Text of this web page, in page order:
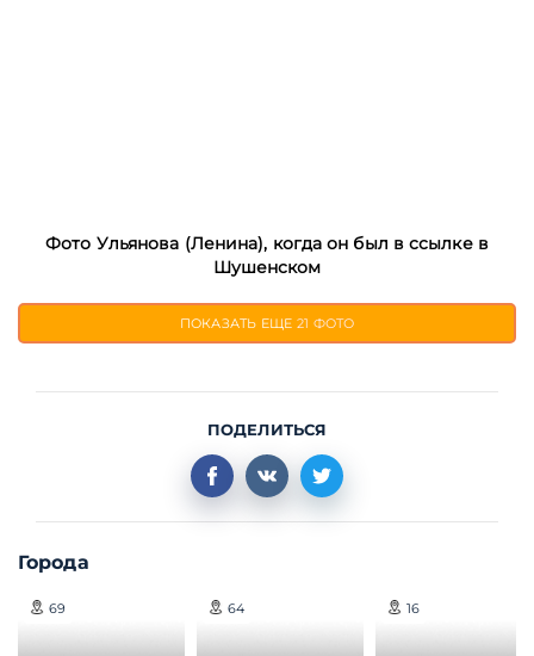
Фото Ульянова (Ленина), когда он был в ссылке в
Шушенском
ПОКАЗАТЬ ЕЩЕ 21 ФОТО
ПОДЕЛИТЬСЯ
Города
69 64 16